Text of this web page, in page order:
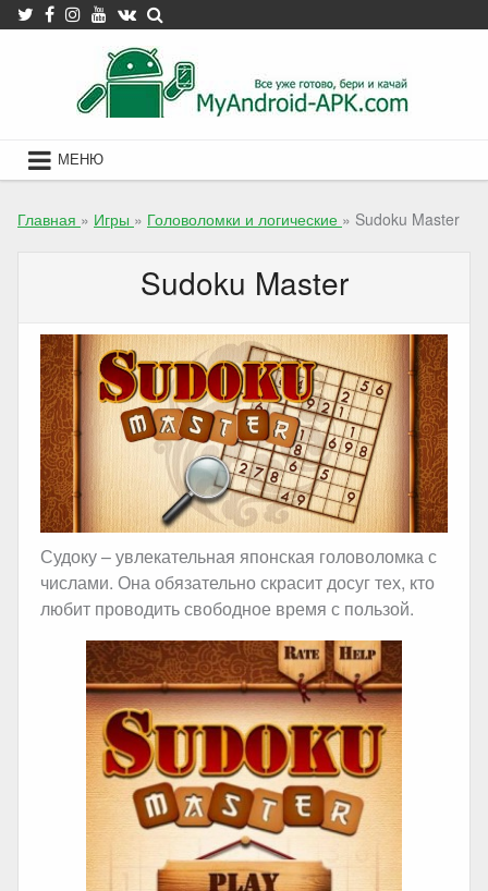
Skip
to
МЕНЮ
Главная » Игры » Головоломки и логические » Sudoku Master
Sudoku Master
Судоку – увлекательная японская головоломка с
числами. Она обязательно скрасит досуг тех, кто
любит проводить свободное время с пользой.